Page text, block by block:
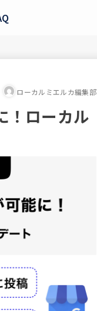
ローカルミエルカ編集部
！ローカル